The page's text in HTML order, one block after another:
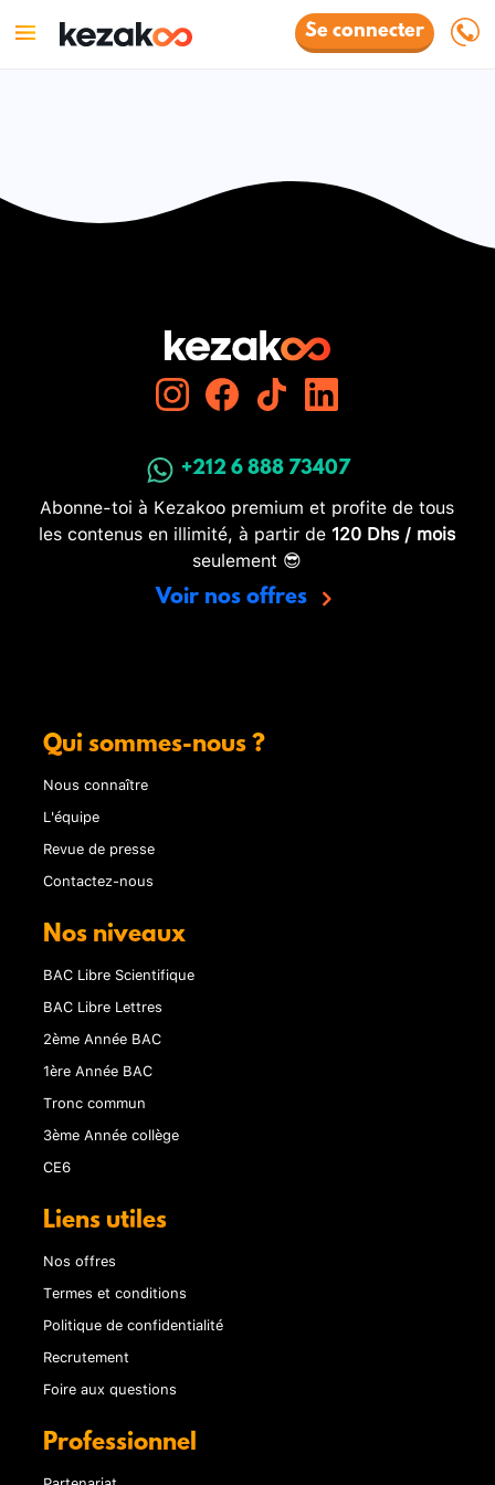
Se connecter
+212 6 888 73407
Abonne-toi à Kezakoo premium et profite de tous
les contenus en illimité, à partir de 120 Dhs / mois
seulement 😎
Voir nos offres
Qui sommes-nous ?
Nous connaître
L'équipe
Revue de presse
Contactez-nous
Nos niveaux
BAC Libre Scientifique
BAC Libre Lettres
2ème Année BAC
1ère Année BAC
Tronc commun
3ème Année collège
CE6
Liens utiles
Nos offres
Termes et conditions
Politique de confidentialité
Recrutement
Foire aux questions
Professionnel